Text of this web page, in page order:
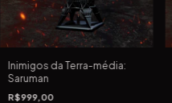
Inimigos da Terra-média:
Saruman
R$999,00